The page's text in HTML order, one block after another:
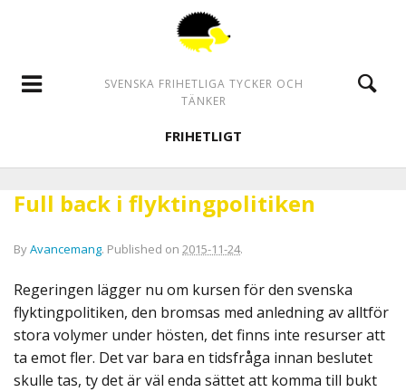
SVENSKA FRIHETLIGA TYCKER OCH
TÄNKER
FRIHETLIGT
Full back i flyktingpolitiken
ByAvancemang. Published on 2015-11-24.
Regeringen lägger nu om kursen för den svenska
flyktingpolitiken, den bromsas med anledning av alltför
stora volymer under hösten, det finns inte resurser att
ta emot fler. Det var bara en tidsfråga innan beslutet
skulle tas, ty det är väl enda sättet att komma till bukt